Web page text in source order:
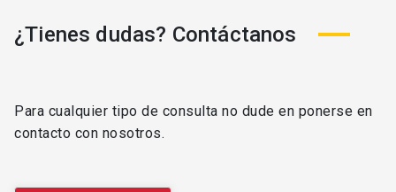
¿Tienes dudas? Contáctanos
Para cualquier tipo de consulta no dude en ponerse en
contacto con nosotros.